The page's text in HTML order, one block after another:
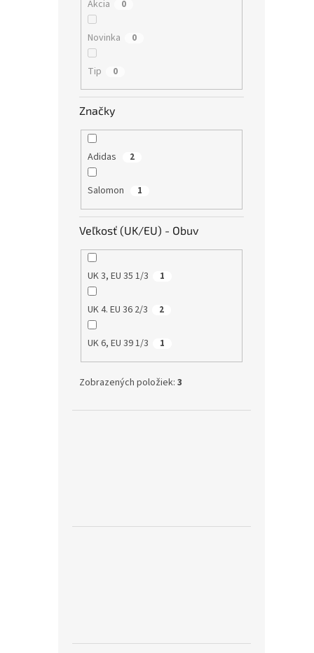
Akcia 0
Novinka 0
Tip 0
Značky
Adidas 2
Salomon 1
Veľkosť (UK/EU) - Obuv
UK 3, EU 35 1/3 1
UK 4. EU 36 2/3 2
UK 6, EU 39 1/3 1
Zobrazených položiek: 3